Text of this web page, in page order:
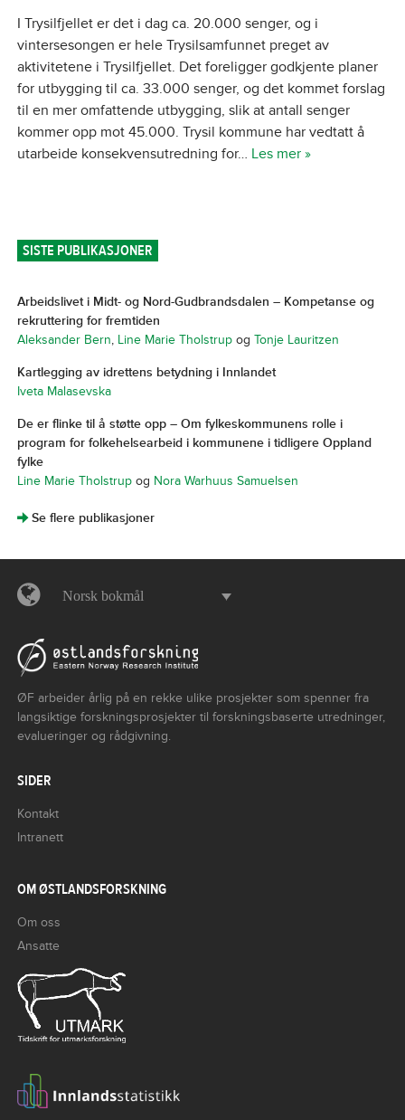
I Trysilfjellet er det i dag ca. 20.000 senger, og i
vintersesongen er hele Trysilsamfunnet preget av
aktivitetene i Trysilfjellet. Det foreligger godkjente planer
for utbygging til ca. 33.000 senger, og det kommet forslag
til en mer omfattende utbygging, slik at antall senger
kommer opp mot 45.000. Trysil kommune har vedtatt å
utarbeide konsekvensutredning for… Les mer »
SISTE PUBLIKASJONER
Arbeidslivet i Midt- og Nord-Gudbrandsdalen – Kompetanse og
rekruttering for fremtiden
Aleksander Bern, Line Marie Tholstrupog Tonje Lauritzen
Kartlegging av idrettens betydning i Innlandet
Iveta Malasevska
De er flinke til å støtte opp – Om fylkeskommunens rolle i
program for folkehelsearbeid i kommunene i tidligere Oppland
fylke
Line Marie Tholstrupog Nora Warhuus Samuelsen
]Se flere publikasjoner
Norsk bokmål
ØF arbeider årlig på en rekke ulike prosjekter som spenner fra
langsiktige forskningsprosjekter til forskningsbaserte utredninger,
evalueringer og rådgivning.
SIDER
Kontakt
Intranett
OM ØSTLANDSFORSKNING
Om oss
Ansatte